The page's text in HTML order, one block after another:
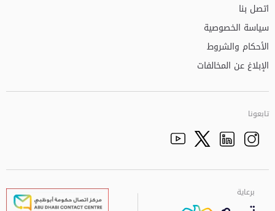
اتصل بنا
سياسة الخصوصية
الأحكام والشروط
الإبلاغ عن المخالفات
تابعونا
Facebook
Instagramالذهاب الى تم
Twitter
Youtube
برعاية